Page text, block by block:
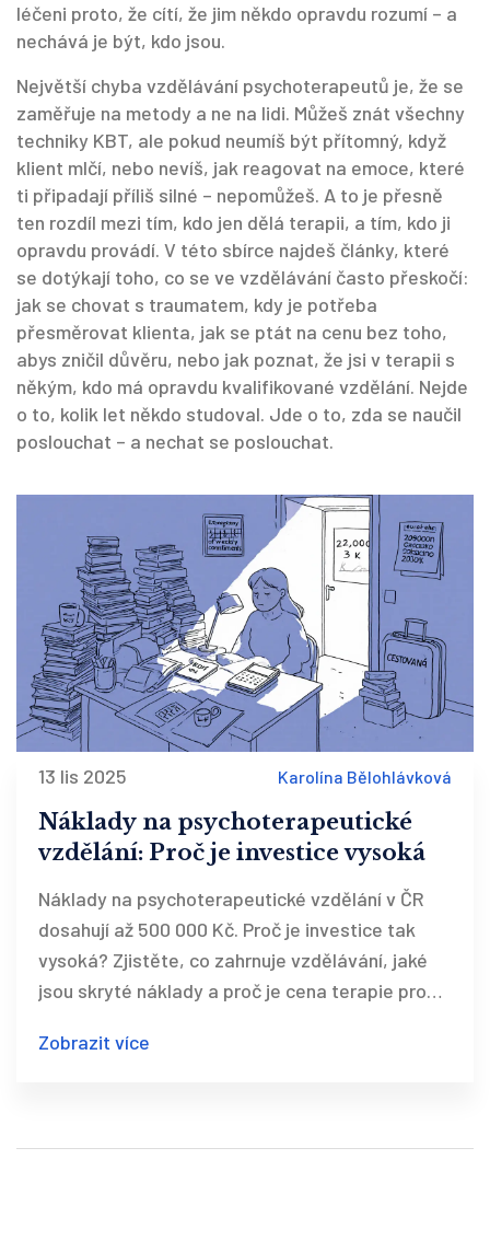
léčeni proto, že cítí, že jim někdo opravdu rozumí – a
nechává je být, kdo jsou.
Největší chyba vzdělávání psychoterapeutů je, že se
zaměřuje na metody a ne na lidi. Můžeš znát všechny
techniky KBT, ale pokud neumíš být přítomný, když
klient mlčí, nebo nevíš, jak reagovat na emoce, které
ti připadají příliš silné – nepomůžeš. A to je přesně
ten rozdíl mezi tím, kdo jen dělá terapii, a tím, kdo ji
opravdu provádí. V této sbírce najdeš články, které
se dotýkají toho, co se ve vzdělávání často přeskočí:
jak se chovat s traumatem, kdy je potřeba
přesměrovat klienta, jak se ptát na cenu bez toho,
abys zničil důvěru, nebo jak poznat, že jsi v terapii s
někým, kdo má opravdu kvalifikované vzdělání. Nejde
o to, kolik let někdo studoval. Jde o to, zda se naučil
poslouchat – a nechat se poslouchat.
13 lis 2025 Karolína Bělohlávková
Náklady na psychoterapeutické
vzdělání: Proč je investice vysoká
Náklady na psychoterapeutické vzdělání v ČR
dosahují až 500 000 Kč. Proč je investice tak
vysoká? Zjistěte, co zahrnuje vzdělávání, jaké
jsou skryté náklady a proč je cena terapie pro
Zobrazit více